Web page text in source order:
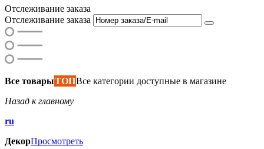
Отслеживание заказа
Отслеживание заказа
Все товарыТОПВсе категории доступные в магазине
Назад к главному
ru
ДекорПросмотреть